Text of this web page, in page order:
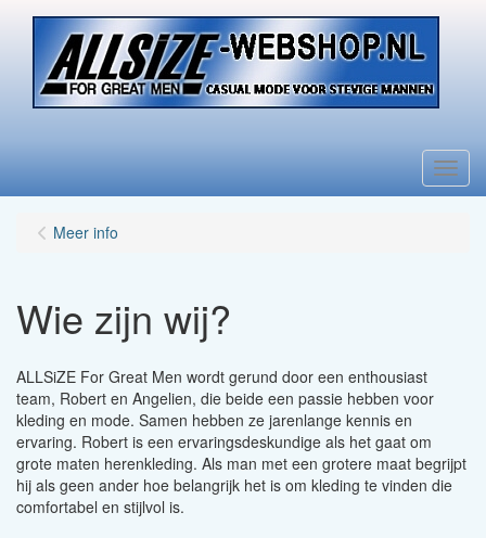
Menu
Meer info
Wie zijn wij?
ALLSiZE For Great Men wordt gerund door een enthousiast
team, Robert en Angelien, die beide een passie hebben voor
kleding en mode. Samen hebben ze jarenlange kennis en
ervaring. Robert is een ervaringsdeskundige als het gaat om
grote maten herenkleding. Als man met een grotere maat begrijpt
hij als geen ander hoe belangrijk het is om kleding te vinden die
comfortabel en stijlvol is.